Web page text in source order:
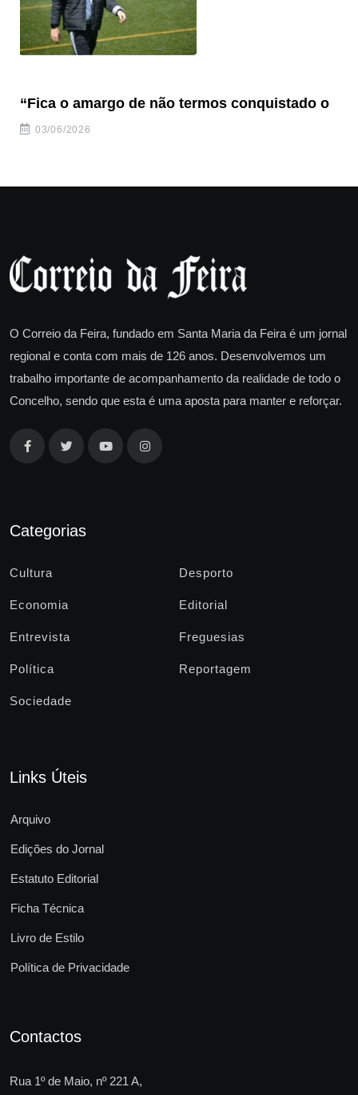
“Fica o amargo de não termos conquistado o
03/06/2026
O Correio da Feira, fundado em Santa Maria da Feira é um jornal
regional e conta com mais de 126 anos. Desenvolvemos um
trabalho importante de acompanhamento da realidade de todo o
Concelho, sendo que esta é uma aposta para manter e reforçar.
Categorias
Cultura Desporto
Economia Editorial
Entrevista Freguesias
Política Reportagem
Sociedade
Links Úteis
Arquivo
Edições do Jornal
Estatuto Editorial
Ficha Técnica
Livro de Estilo
Política de Privacidade
Contactos
Rua 1º de Maio, nº 221 A,